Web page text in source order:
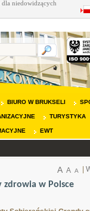
dla niedowidzących
BIURO W BRUKSELI
TURYSTYKA
EWT
A A A
zdrowia w Polsce